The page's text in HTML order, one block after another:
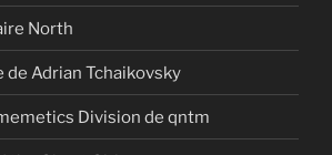
North
Adrian Tchaikovsky
Division de qntm